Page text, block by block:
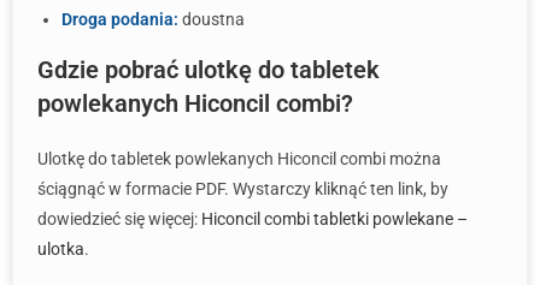
Droga podania: doustna
Gdzie pobrać ulotkę do tabletek
powlekanych Hiconcil combi?
Ulotkę do tabletek powlekanych Hiconcil combi można
ściągnąć w formacie PDF. Wystarczy kliknąć ten link, by
dowiedzieć się więcej: Hiconcil combi tabletki powlekane –
ulotka.